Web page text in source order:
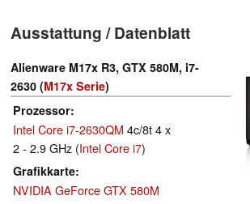
Ausstattung / Datenblatt
Alienware M17x R3, GTX 580M, i7-
2630 (M17x Serie)
Prozessor
Intel Core i7-2630QM 4c/8t 4 x
2 - 2.9 GHz (Intel Core i7)
Grafikkarte
NVIDIA GeForce GTX 580M